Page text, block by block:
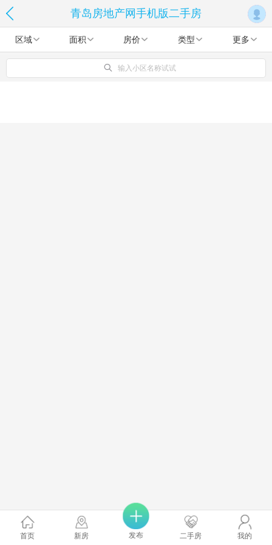
青岛房地产网手机版二手房
区域 面积 房价 类型 更多
输入小区名称试试
首页 新房 发布 二手房 我的